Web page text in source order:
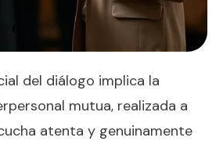
del diálogo implica la
mutua, realizada a
atenta y genuinamente